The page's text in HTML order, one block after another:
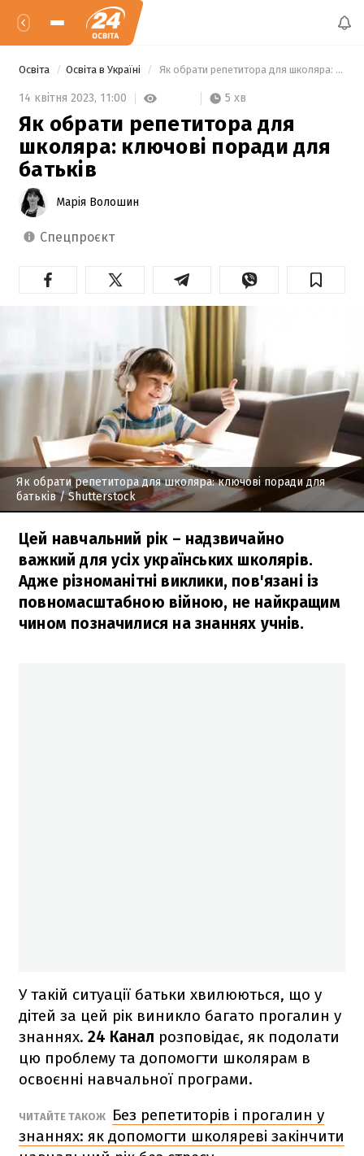
Освіта Освіта в Україні Як обрати репетитора для школяра: ключові поради для батьків
14 квітня 2023, 11:00 5 хв
Як обрати репетитора для
школяра: ключові поради для
батьків
Марія Волошин
спецпроєкт
Як обрати репетитора для школяра: ключові поради для
батьків/ Shutterstock
Цей навчальний рік – надзвичайно
важкий для усіх українських школярів.
Адже різноманітні виклики, пов'язані із
повномасштабною війною, не найкращим
чином позначилися на знаннях учнів.
У такій ситуації батьки хвилюються, що у
дітей за цей рік виникло багато прогалин у
знаннях. 24 Канал розповідає, як подолати
цю проблему та допомогти школярам в
освоєнні навчальної програми.
ЧИТАЙТЕ ТАКОЖ
Без репетиторів і прогалин у
знаннях: як допомогти школяреві закінчити